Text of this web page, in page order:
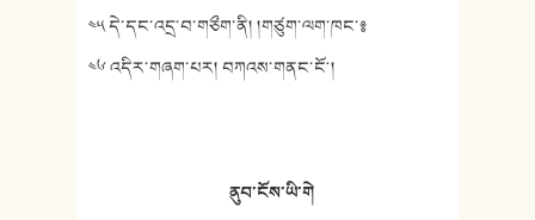
༤༥ དེ་དང་འདྲ་བ་གཅྀག་ནི། །གཙུག་ལག་ཁང་༔
༤༦ འདིར་གཞག་པར། བཀའས་གནང་ངོ༌།
ནུབ་ངོས་ཡི་གེ